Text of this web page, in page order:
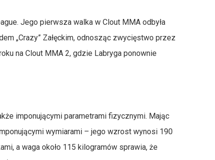
Jego pierwsza walka w Clout MMA odbyła
„Crazy” Załęckim, odnosząc zwycięstwo przez
na Clout MMA 2, gdzie Labryga ponownie
imponującymi parametrami fizycznymi. Mając
wymiarami – jego wzrost wynosi 190
a waga około 115 kilogramów sprawia, że